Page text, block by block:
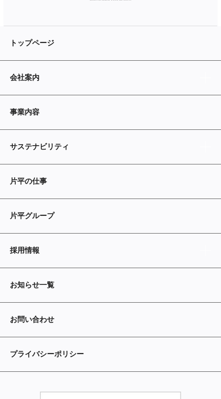
トップページ
会社案内
事業内容
サステナビリティ
片平の仕事
片平グループ
採用情報
お知らせ一覧
お問い合わせ
プライバシーポリシー